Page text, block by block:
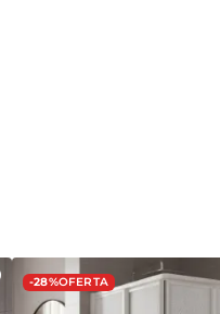
-28%OFERTA